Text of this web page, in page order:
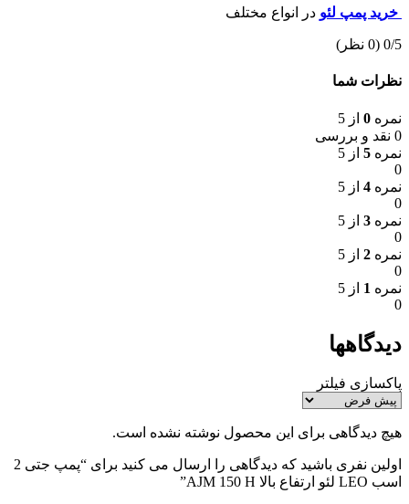
خرید پمپ لئو در انواع مختلف
‫0/5 ‫(0 نظر)
نظرات شما
نمره 0 از 5
0 نقد و بررسی
نمره 5 از 5
0
نمره 4 از 5
0
نمره 3 از 5
0
نمره 2 از 5
0
نمره 1 از 5
0
دیدگاهها
پاکسازی فیلتر
هیچ دیدگاهی برای این محصول نوشته نشده است.
اولین نفری باشید که دیدگاهی را ارسال می کنید برای “پمپ جتی 2
اسب LEO لئو ارتفاع بالا AJM 150 H”